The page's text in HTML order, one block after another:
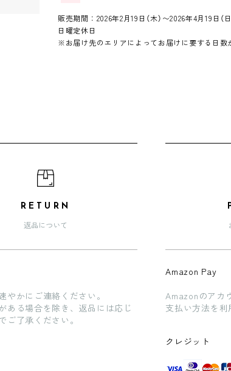
販売期間：2026年2月19日（木）〜2026年4月19日（
日曜定休日
※お届け先のエリアによってお届けに要する日数
RETURN
返品について
やかにご連絡ください。
ある場合を除き、返品には応じ
ご了承ください。
Amazon Pay
Amazonのアカ
支払い方法を利
クレジット